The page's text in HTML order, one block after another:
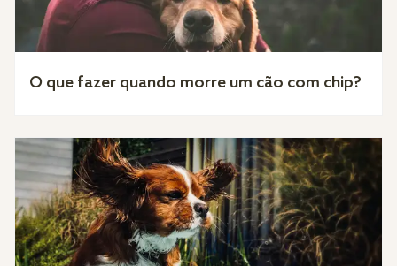
O que fazer quando morre um cão com chip?